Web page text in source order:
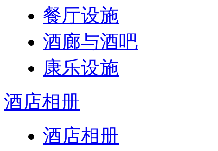
餐厅设施
酒廊与酒吧
康乐设施
酒店相册
酒店相册